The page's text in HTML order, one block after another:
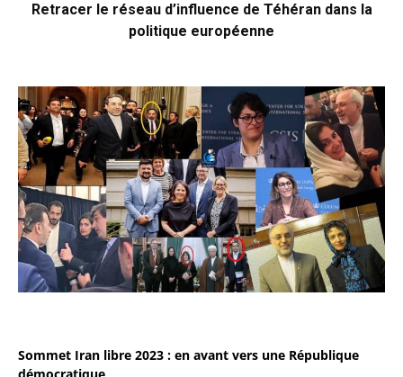
Retracer le réseau d’influence de Téhéran dans la
politique européenne
Sommet Iran libre 2023 : en avant vers une République